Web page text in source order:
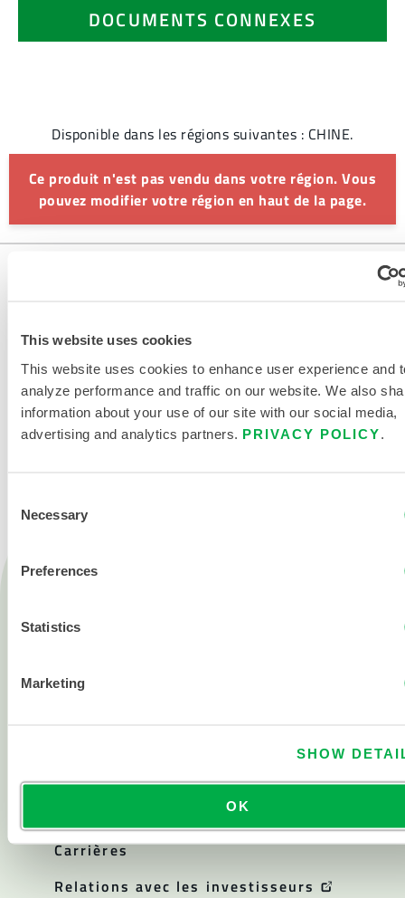
This website uses cookies
This website uses cookies to enhance user experience and
analyze performance and traffic on our website. We also
information about your use of our site with our social media,
advertising and analytics partners. PRIVACY POLICY
Selection
Necessary
Preferences
Statistics
Marketing
SHOW
OK
DOCUMENTS CONNEXES
Disponible dans les régions suivantes : CHINE.
Ce produit n'est pas vendu dans votre région. Vous
pouvez modifier votre région en haut de la page.
NOUS CONTACTER
Produits
Produits chimiques
À propos de Lakeland
Histoire de l'entreprise
Carrières
Relations avec les investisseurs